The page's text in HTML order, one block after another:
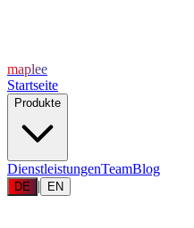
maplee
Startseite
Produkte
DienstleistungenTeamBlog
DE | EN